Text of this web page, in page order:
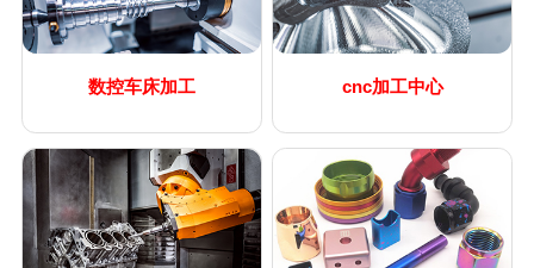
数控车床加工 cnc加工中心